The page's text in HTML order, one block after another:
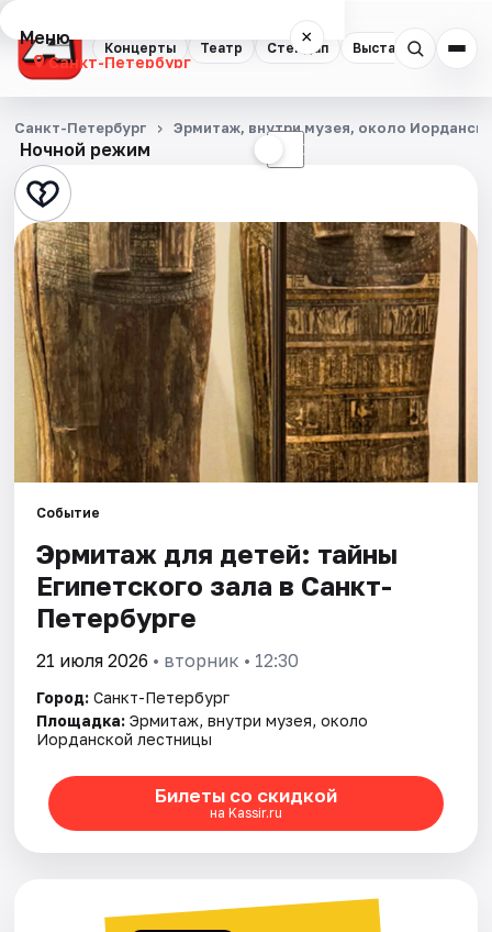
Концерты Театр Стендап Выставки
Меню ×
Санкт-Петербург
Концерты
Театр
Стендап
Выставки
Квесты
Экскурсии
Спорт
События
Города
Площадки
Артисты
Рейтинги
Ночной режим ☾
Санкт-Петербург Эрмитаж, внутри музея, около
Событие
Эрмитаж для детей: тайны
Египетского зала в Санкт-
Петербурге
21 июля 2026 • вторник • 12:30
Город: Санкт-Петербург
Площадка: Эрмитаж, внутри музея, около
Иорданской лестницы
Билеты со скидкой
на Kassir.ru